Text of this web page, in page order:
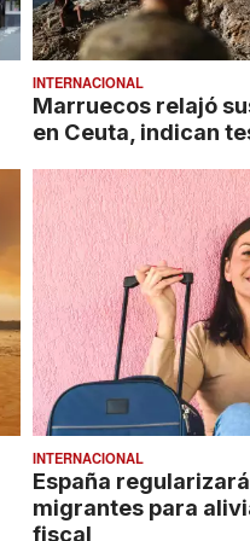
INTERNACIONAL
Marruecos relajó
en Ceuta, indican
INTERNACIONAL
España
migrantes para
fiscal